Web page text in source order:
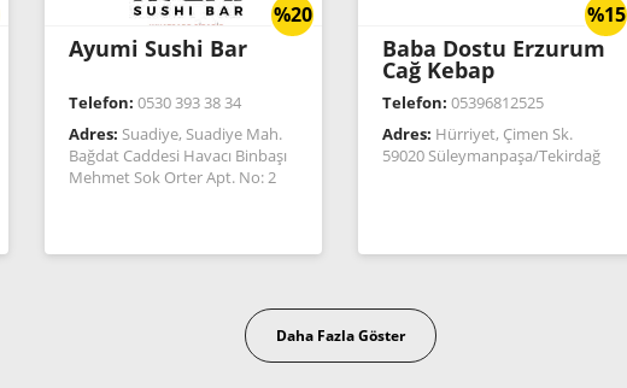
%20
Ayumi Sushi Bar
Telefon: 0530 393 38 34
Adres: Suadiye, Suadiye Mah.
Bağdat Caddesi Havacı Binbaşı
Mehmet Sok Orter Apt. No: 2
%15
Baba Dostu Erzurum
Cağ Kebap
Telefon: 05396812525
Adres: Hürriyet, Çimen Sk.
59020 Süleymanpaşa/Tekirdağ
Daha Fazla Göster